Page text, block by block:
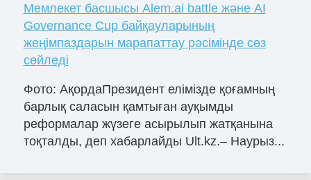
Мемлекет басшысы Alem.ai battle және AI
Governance Cup байқауларының
жеңімпаздарын марапаттау рәсімінде сөз
сөйледі
Фото: АқордаПрезидент елімізде қоғамның
барлық саласын қамтыған ауқымды
реформалар жүзеге асырылып жатқанына
тоқталды, деп хабарлайды Ult.kz.– Наурыз...